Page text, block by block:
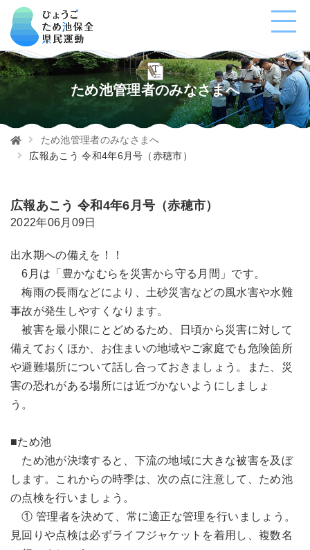
ため池管理者のみなさまへ
ため池管理者のみなさまへ
広報あこう 令和4年6月号（赤穂市）
広報あこう 令和4年6月号（赤穂市）
2022年06月09日
出水期への備えを！！
6月は「豊かなむらを災害から守る月間」です。
梅雨の長雨などにより、土砂災害などの風水害や水難
事故が発生しやすくなります。
被害を最小限にとどめるため、日頃から災害に対して
備えておくほか、お住まいの地域やご家庭でも危険箇所
や避難場所について話し合っておきましょう。また、災
害の恐れがある場所には近づかないようにしましょ
う。
■ため池
ため池が決壊すると、下流の地域に大きな被害を及ぼ
します。これからの時季は、次の点に注意して、ため池
の点検を行いましょう。
① 管理者を決めて、常に適正な管理を行いましょう。
見回りや点検は必ずライフジャケットを着用し、複数名